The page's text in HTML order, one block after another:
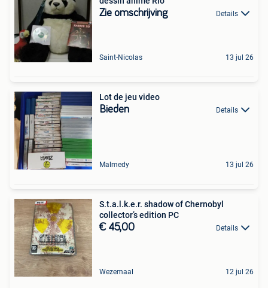
Zie omschrijving Details
Saint-Nicolas 13 jul 26
Lot de jeu video
Bieden Details
Malmedy 13 jul 26
S.t.a.l.k.e.r. shadow of Chernobyl
collector’s edition PC
€ 45,00 Details
Wezemaal 12 jul 26